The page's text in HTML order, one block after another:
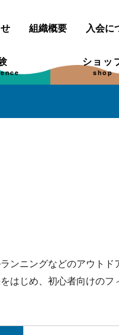
組織概要 入会に
ショッ
shop
ンニングなどのアウトド
はじめ、初心者向けの